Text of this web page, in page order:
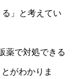
」と考えてい
薬で対処できる
がわかりま